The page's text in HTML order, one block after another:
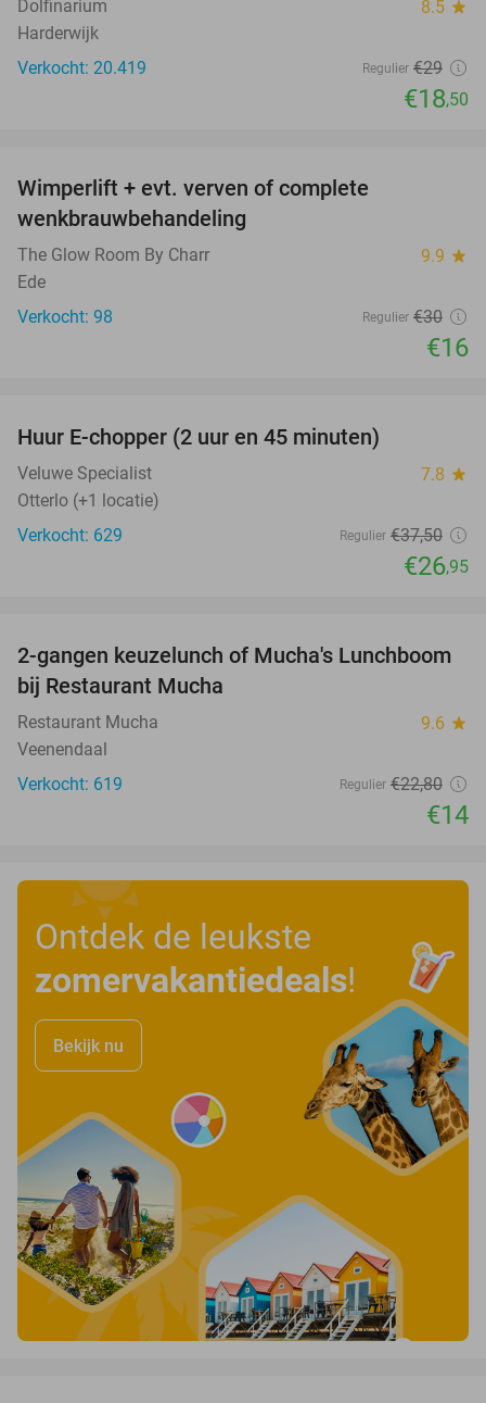
Dolfinarium 8.5 star
Harderwijk
Verkocht: 20.419
Regulier €29
€18,50
Wimperlift + evt. verven of complete
wenkbrauwbehandeling
The Glow Room By Charr 9.9 star
Ede
Verkocht: 98
Regulier €30
€16
Huur E-chopper (2 uur en 45 minuten)
Veluwe Specialist 7.8 star
Otterlo (+1 locatie)
Verkocht: 629
Regulier €37,50
€26,95
39%
2-gangen keuzelunch of Mucha's Lunchboom
bij Restaurant Mucha
Restaurant Mucha 9.6 star
Veenendaal
Verkocht: 619
Regulier €22,80
€14
Ontdek de leukste
zomervakantiedeals!
Bekijk nu